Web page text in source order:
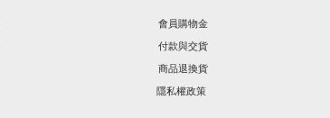
會員購物金
付款與交貨
商品退換貨
隱私權政策